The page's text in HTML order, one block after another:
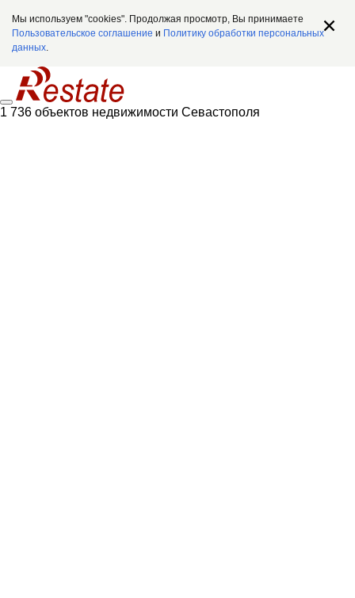
Мы используем "cookies". Продолжая просмотр, Вы принимаете
Пользовательское соглашение и Политику обработки персональных
данных.
1 736 объектов недвижимости Севастополя